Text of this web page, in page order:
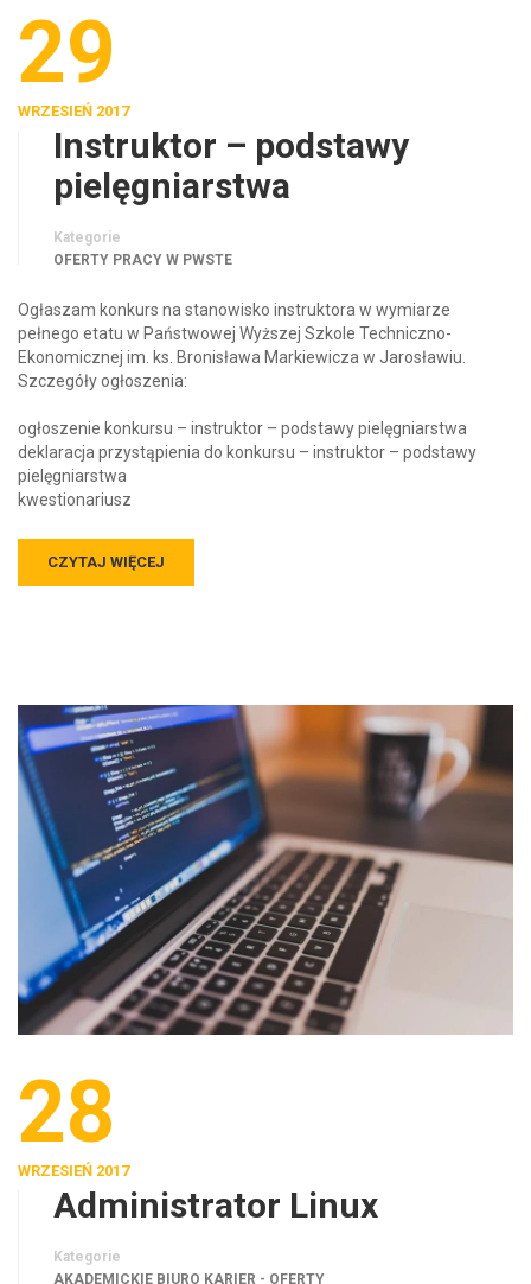
29
WRZESIEŃ 2017
Instruktor – podstawy
pielęgniarstwa
Kategorie
OFERTY PRACY W PWSTE
Ogłaszam konkurs na stanowisko instruktora w wymiarze
pełnego etatu w Państwowej Wyższej Szkole Techniczno-
Ekonomicznej im. ks. Bronisława Markiewicza w Jarosławiu.
Szczegóły ogłoszenia:
ogłoszenie konkursu – instruktor – podstawy pielęgniarstwa
deklaracja przystąpienia do konkursu – instruktor – podstawy
pielęgniarstwa
kwestionariusz
CZYTAJ WIĘCEJ
28
WRZESIEŃ 2017
Administrator Linux
Kategorie
AKADEMICKIE BIURO KARIER - OFERTY